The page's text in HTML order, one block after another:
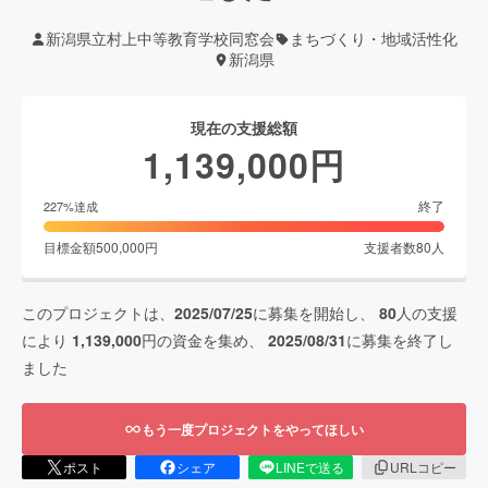
新潟県立村上中等教育学校同窓会
まちづくり・地域活性化
新潟県
現在の支援総額
1,139,000円
227%達成 終了
目標金額500,000円 支援者数80 人
このプロジェクトは、 2025/07/25に募集を開始し、 80人の支援
により 1,139,000円の資金を集め、 2025/08/31に募集を終了し
ました
もう一度プロジェクトをやってほしい
ポスト シェア LINEで送る URLコピー